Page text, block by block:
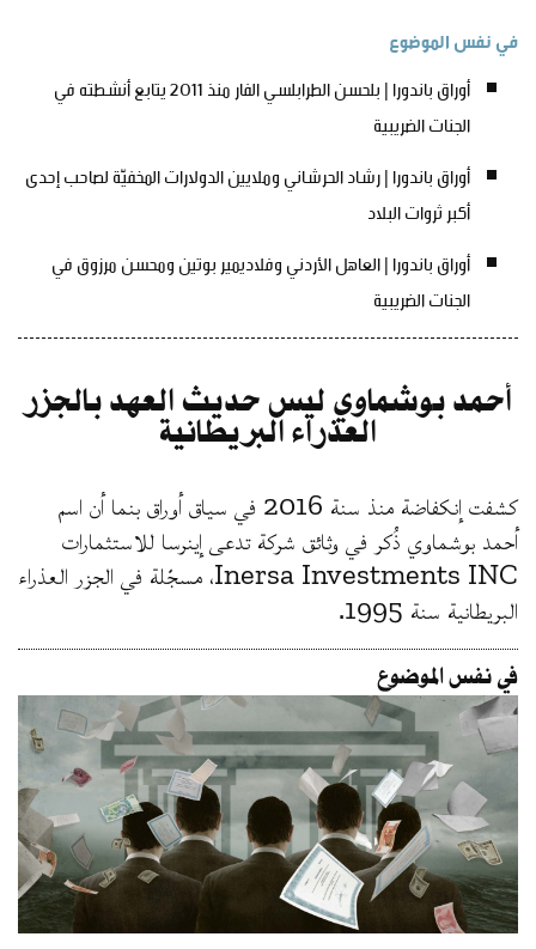
في نفس الموضوع
أوراق باندورا | بلحسن الطرابلسي الفار منذ 2011 يتابع أنشطته في
الجنات الضريبية
أوراق باندورا | رشاد الحرشاني وملايين الدولارات المخفيّة لصاحب إحدى
أكبر ثروات البلاد
أوراق باندورا | العاهل الأردني وفلاديمير بوتين ومحسن مرزوق في
الجنات الضريبية
أحمد بوشماوي ليس حديث العهد بالجزر
العذراء البريطانية
كشفت إنكفاضة منذ سنة 2016 في سياق أوراق بنما أن اسم
أحمد بوشماوي ذُكر في وثائق شركة تدعى إينرسا للاستثمارات
Inersa Investments INC، مسجّلة في الجزر العذراء
البريطانية سنة 1995.
في نفس الموضوع